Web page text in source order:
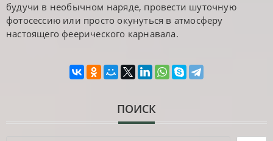
ПОИСК
будучи в необычном наряде, провести шуточную
фотосессию или просто окунуться в атмосферу
настоящего феерического карнавала.